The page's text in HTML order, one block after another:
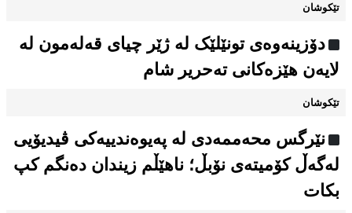
تێکوشان
دۆزینەوەی تونێلێک لە ژێر چیای قەلەمون لە
لایەن هێزەکانی تەحریر شام
تێکوشان
نێرگس محەممەدی لە پەیوەندییەکی ڤیدیۆیی
لەگەڵ کۆمیتەی نۆبڵ؛ ناهێڵم زیندان دەنگم كپ
بكات